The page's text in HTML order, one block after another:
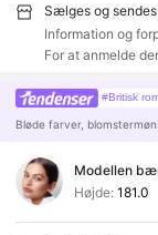
Sælges og
Information og
For at anmelde
#Britisk
Bløde farver,
Modellen
Højde: 181.0